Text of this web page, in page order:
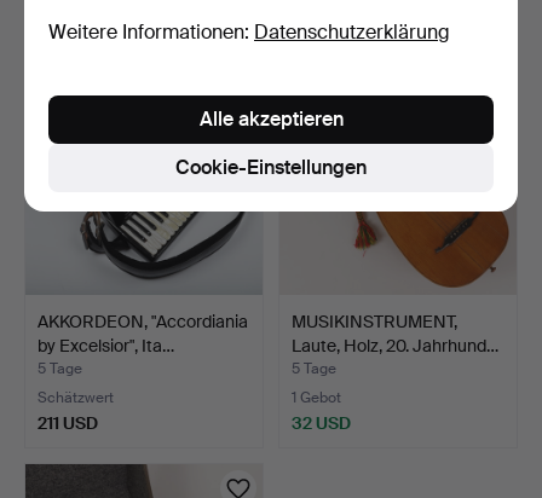
AKKORDEON, "Accordiania
by Excelsior", Ita…
5 Tage
Schätzwert
211 USD
MUSIKINSTRUMENT,
Laute, Holz, 20. Jahrhund…
5 Tage
1 Gebot
32 USD
Weitere Informationen: Datenschutzerklärung
Cookie-Einstellungen
Alle akzeptieren